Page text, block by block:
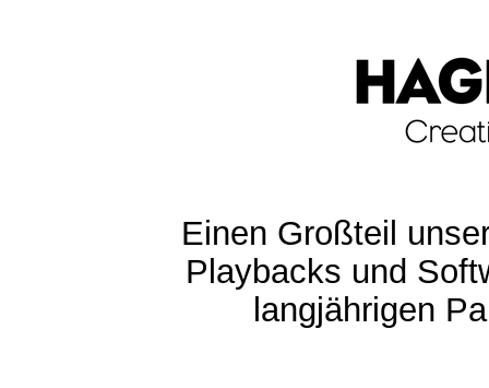
Einen Großteil
Playbacks und
langjährigen